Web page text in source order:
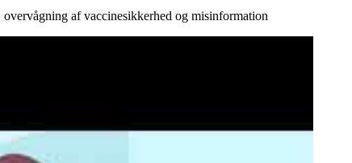
af vaccinesikkerhed og misinformation